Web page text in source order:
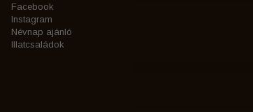
Facebook
Instagram
Névnap ajánló
Illatcsaládok